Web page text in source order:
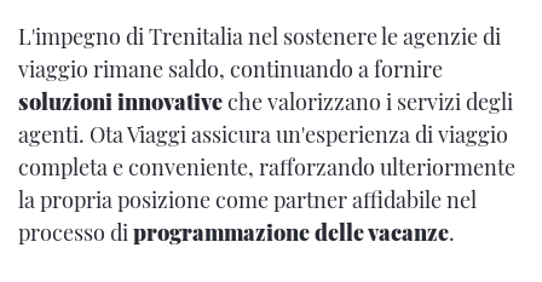
L'impegno di Trenitalia nel sostenere le agenzie di
viaggio rimane saldo, continuando a fornire
soluzioni innovativeche valorizzano i servizi degli
agenti. Ota Viaggi assicura un'esperienza di viaggio
completa e conveniente, rafforzando ulteriormente
la propria posizione come partner affidabile nel
processo diprogrammazione delle vacanze.